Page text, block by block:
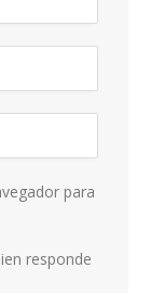
para
responde